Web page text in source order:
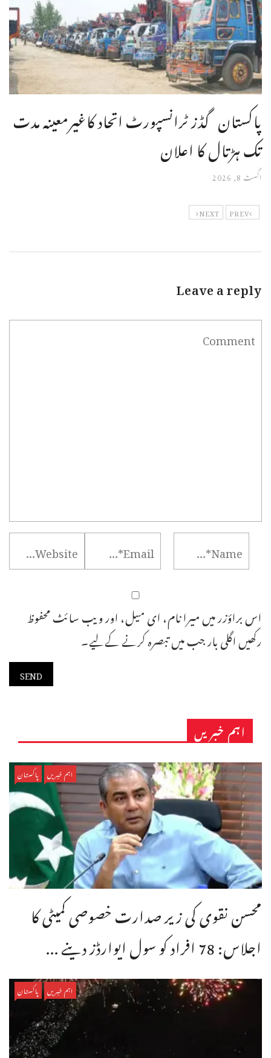
پاکستان گڈز ٹرانسپورٹ اتحاد کاغیرمعینہ مدت
تک ہڑتال کا اعلان
اگست 8, 2026
PREV
NEXT
Leave a reply
اس براؤزر میں میرا نام، ای میل، اور ویب سائٹ محفوظ
رکھیں اگلی بار جب میں تبصرہ کرنے کےلیے۔
اہم خبریں
اہم خبریں پاکستان
محسن نقوی کی زیر صدارت خصوصی کمیٹی کا
اجلاس: 78 افراد کو سول ایوارڈز دینے ...
اہم خبریں پاکستان